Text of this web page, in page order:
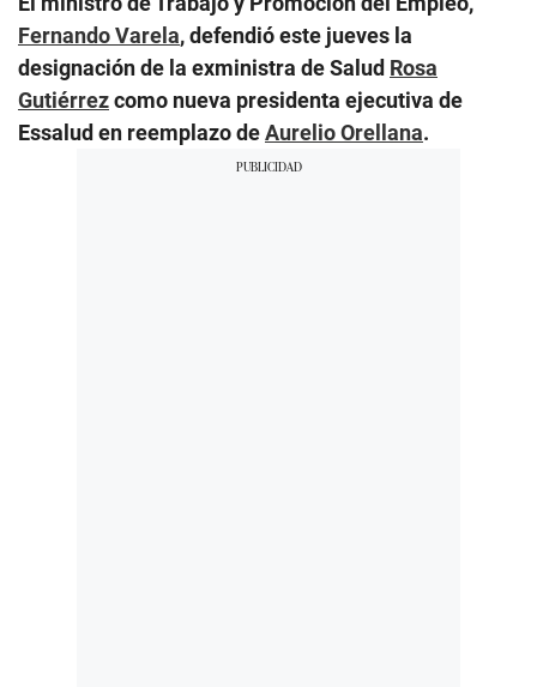
Fernando Varela, defendió este jueves la
designación de la exministra de Salud Rosa
Gutiérrezcomo nueva presidenta ejecutiva de
Essalud en reemplazo deAurelio Orellana.